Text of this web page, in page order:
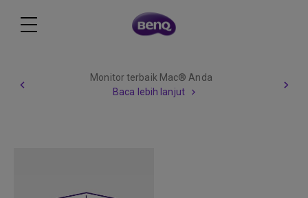
Monitor terbaik Mac® Anda
Baca lebih lanjut